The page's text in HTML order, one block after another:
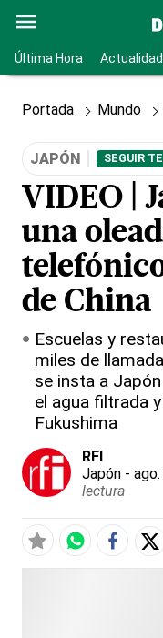
Última Hora Actualidad
Portada Mundo
JAPÓN SEGUIR
VIDEO |
una
de China
Escuelas y
miles de
se insta a
el agua filtrada
Fukushima
RFI
Japón -
lectura